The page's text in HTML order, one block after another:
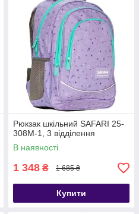
Рюкзак шкільний SAFARI 25-
308M-1, 3 відділення
В наявності
1 348 ₴ 1 685 ₴
Купити